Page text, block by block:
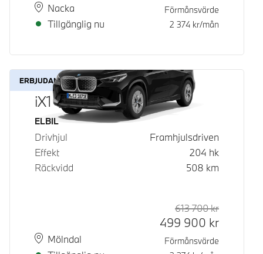
PlatsNacka
Leveranstid
Tillgänglig nu
Förmånsvärde
2 374 kr/mån
ERBJUDANDE
iX1 eDrive20
Bränsle
ELBIL
Drivhjul
Framhjulsdriven
Effekt
204 hk
Räckvidd
508 km
PlatsMölndal
Leveranstid
Rek. ord
613 700kr
499 900 kr
Förmånsvärde